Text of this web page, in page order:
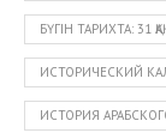
БҮГІН ТАРИХТА: 31
ИСТОРИЧЕСКИЙ
ИСТОРИЯ